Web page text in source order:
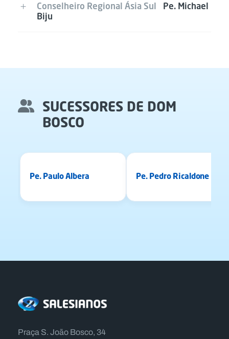
Conselheiro Regional Ásia Sul
Pe. Michael
Biju
SUCESSORES DE DOM
BOSCO
Pe. Paulo Albera Pe. Pedro Ricaldone
Praça S. João Bosco, 34